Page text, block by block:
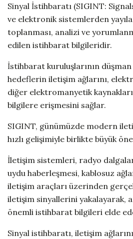
Sinyal İstihbaratı (SIGINT:
ve elektronik sistemlerden
toplanması, analizi ve
edilen istihbarat bilgileridir.
İstihbarat kuruluşlarının
hedeflerin iletişim ağlarını,
diğer elektromanyetik
bilgilere erişmesini sağlar.
SIGINT, günümüzde modern
hızlı gelişimiyle birlikte büyük
İletişim sistemleri, radyo
uydu haberleşmesi, kablosuz
iletişim araçları üzerinden
iletişim sinyallerini yakalayarak,
önemli istihbarat bilgileri elde
Sinyal istihbaratı, iletişim